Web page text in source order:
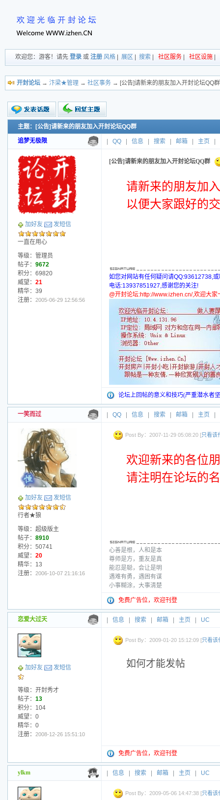
欢迎您：游客！请先 登录 或 注册 风格 展区 搜索 社区服务 社区设施
开封论坛 → 汴梁★管理 → 社区事务 → [公告]请新来的朋友加入开封论坛QQ群
新的主题
投票帖
交易帖
小字报
主题：[公告]请新来的朋友加入开封论坛QQ群
追梦无极限 QQ 信息 搜索 邮箱 主页
加好友 发短信
一直在用心
等级：管理员
帖子： 9672
积分：69820
威望： 21
精华：39
注册： 2005-06-29 12:56:56
[公告]请新来的朋友加入开封论坛QQ群
请新来的朋友加
以便大家跟好的
如您对网站有任何疑问请QQ:93612738,
电话:13937851927,感谢您的关注!
@开封论坛:http://www.izhen.cn/,欢迎大家
论坛上回帖的意义和技巧(严重潜水者
一笑而过 QQ 信息 搜索 邮箱 主页
加好友 发短信
行者★狼
等级：超级版主
帖子： 8910
积分：50741
威望： 20
精华：13
注册： 2006-10-07 21:16:16
Post By：2007-11-29 05:08:20 [只看该
欢迎新来的各位
请注明在论坛的
心善是根，人和是本
尊师是方，重友是真
能忍是聪，会让是明
遇难有勇，遇困有谋
小事糊涂，大事清楚
免费广告位，欢迎刊登
恋爱大过天 信息 搜索 邮箱 主页 UC
加好友 发短信
等级：开封秀才
帖子： 13
积分：104
威望：0
精华：0
注册： 2008-12-26 15:51:10
Post By：2009-01-20 15:12:09 [只看该
如何才能发帖
免费广告位，欢迎刊登
ylkm 信息 搜索 邮箱 主页 UC
Post By：2009-05-06 14:47:38 [只看该